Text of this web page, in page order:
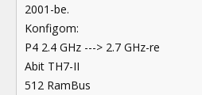
2001-be.
Konfigom:
P4 2.4 GHz ---> 2.7 GHz-re
Abit TH7-II
512 RamBus